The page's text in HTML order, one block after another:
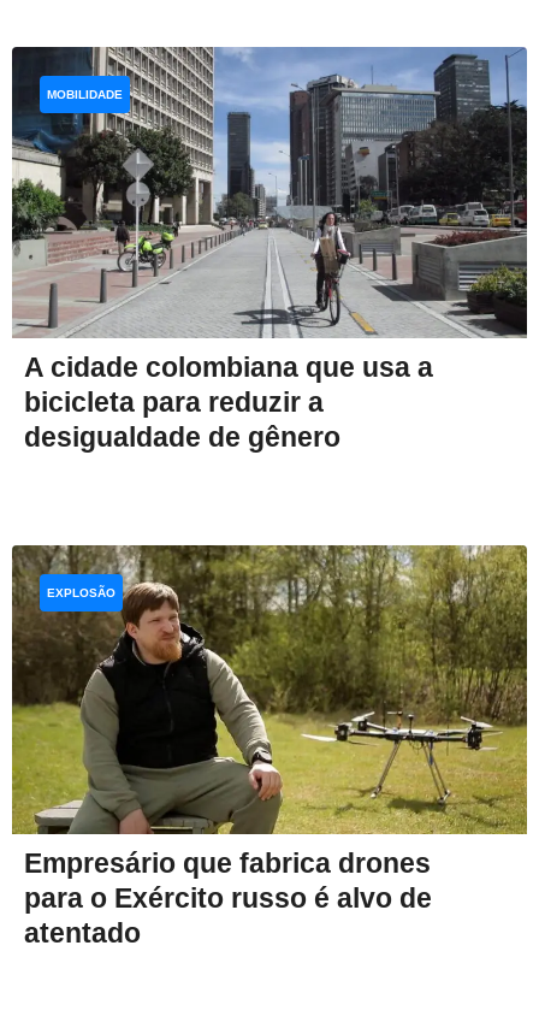
A cidade colombiana que usa a
bicicleta para reduzir a
desigualdade de gênero
MOBILIDADE
Empresário que fabrica drones
para o Exército russo é alvo de
atentado
EXPLOSÃO